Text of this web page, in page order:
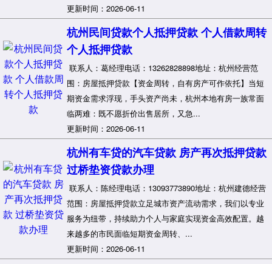
更新时间：2026-06-11
杭州民间贷款个人抵押贷款 个人借款周转
个人抵押贷款
联系人：葛经理电话：13262828898地址：杭州经营范
围：房屋抵押贷款【资金周转，自有房产可作依托】当短
期资金需求浮现，手头资产尚未，杭州本地有房一族常面
临两难：既不愿折价出售居所，又急...
更新时间：2026-06-11
杭州有车贷的汽车贷款 房产再次抵押贷款
过桥垫资贷款办理
联系人：陈经理电话：13093773890地址：杭州建德经营
范围：房屋抵押贷款立足城市资产流动需求，我们以专业
服务为纽带，持续助力个人与家庭实现资金高效配置。越
来越多的市民面临短期资金周转、...
更新时间：2026-06-11